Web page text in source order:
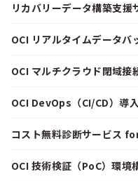
リカバリーデータ構築支援
OCI リアルタイムデータバ
OCI マルチクラウド閉域接
OCI DevOps（CI/CD）導
コスト無料診断サービス
OCI 技術検証（PoC）環境